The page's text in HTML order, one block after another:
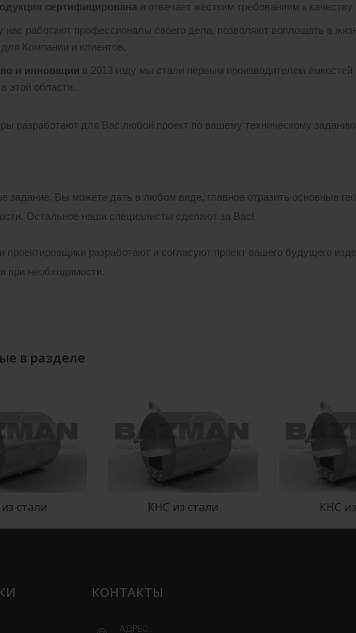
сертифицирована и отвечает жестким требованиям к качеству
нас работают профессионалы своего дела, позволяют воплощать в
Компании и клиентов.
и инновации в 2013 году мы стали первым производителем
этой области.
разработают для Вас любой проект по вашему техническому заданию
задание. Вы можете дать в любом виде, главное отразить основные
Остальное наши специалисты сделают за Вас!
проектировщики разработают и согласуют проект вашего будущего
при необходимости.
в разделе
стали КНС из стали КНС
КОНТАКТЫ
АДРЕС: